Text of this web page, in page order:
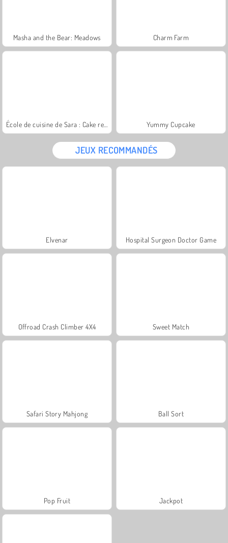
Masha and the Bear: Meadows Charm Farm
Yummy Cupcake
JEUX RECOMMANDÉS
Elvenar Hospital Surgeon Doctor Game
Offroad Crash Climber 4X4 Sweet Match
Safari Story Mahjong Ball Sort
Pop Fruit Jackpot